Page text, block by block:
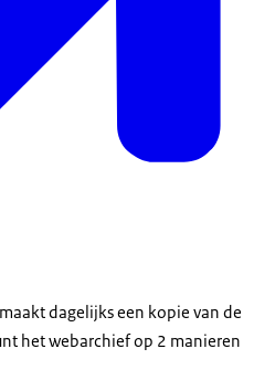
maakt dagelijks een kopie van de
het webarchief op 2 manieren